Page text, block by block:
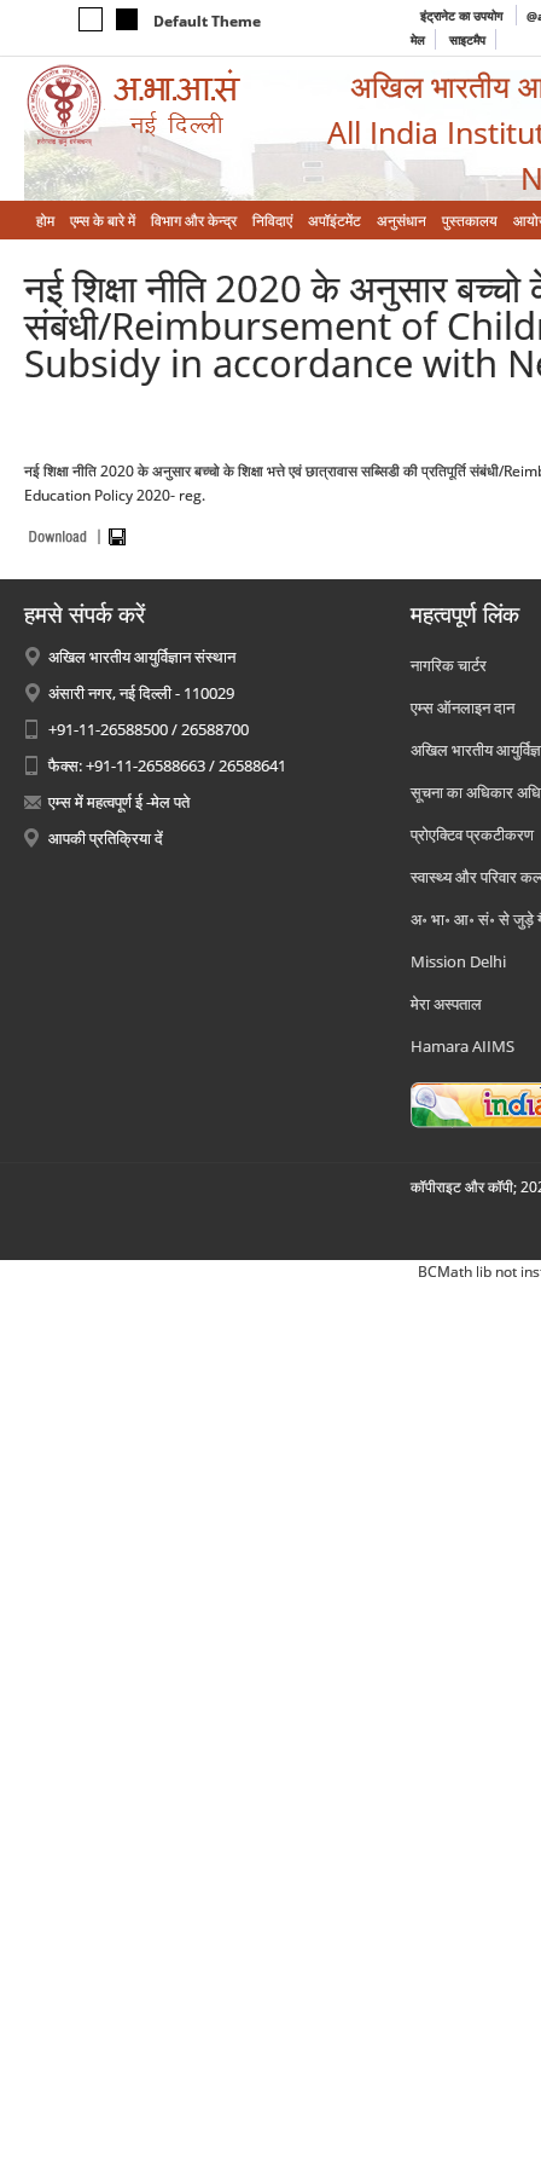
Default Theme इंट्रानेट का उपयोग
मेल
साइटमैप
अखिल भारतीय
All India
होम एम्‍स के बारे में विभाग और केन्‍द्र निविदाएं अपॉइंटमेंट अनुसंधान पुस्तकालय
नई शिक्षा नीति 2020 के अनुसार बच्चो के
संबंधी/Reimbursement of
Subsidy in accordance with
नई शिक्षा नीति 2020 के अनुसार बच्चो के शिक्षा भत्ते एवं छात्रावास सब्सिडी की
Education Policy 2020- reg.
हमसे संपर्क करें
अखिल भारतीय आयुर्विज्ञान संस्थान
अंसारी नगर, नई दिल्ली - 110029
+91-11-26588500 / 26588700
फैक्स: +91-11-26588663 / 26588641
एम्स में महत्वपूर्ण ई -मेल पते
आपकी प्रतिक्रिया दें
महत्वपूर्ण लिंक
नागरिक चार्टर
एम्स ऑनलाइन दान
अखिल भारतीय
सूचना का अधिकार
प्रोएक्टिव प्रकटीकरण
स्वास्थ्य और परिवार
अ॰ भा॰ आ॰ सं॰ से जुड़े
Mission Delhi
मेरा अस्पताल
Hamara AIIMS
कॉपीराइट और कॉपी;
BCMath lib not